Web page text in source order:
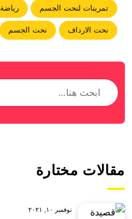
تمرينات لنحت الجسم رياضة
نحت الارداف نحت الجسم
مقالات مختارة
نوفمبر ١٠, ٢٠٢١